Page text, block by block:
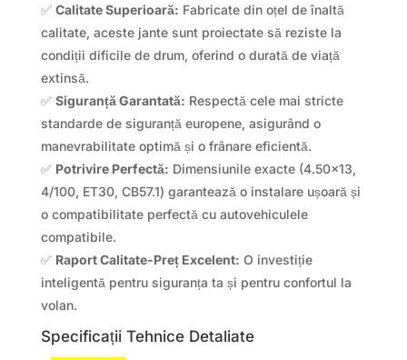
✅ Calitate Superioară: Fabricate din oțel de înaltă
calitate, aceste jante sunt proiectate să reziste la
condiții dificile de drum, oferind o durată de viață
extinsă.
✅ Siguranță Garantată: Respectă cele mai stricte
standarde de siguranță europene, asigurând o
manevrabilitate optimă și o frânare eficientă.
✅ Potrivire Perfectă: Dimensiunile exacte (4.50×13,
4/100, ET30, CB57.1) garantează o instalare ușoară și
o compatibilitate perfectă cu autovehiculele
compatibile.
✅ Raport Calitate-Preț Excelent: O investiție
inteligentă pentru siguranța ta și pentru confortul la
volan.
Specificații Tehnice Detaliate